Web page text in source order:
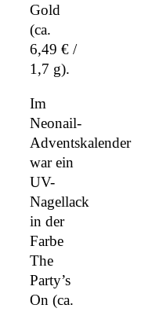
Gold
(ca.
6,49 € /
1,7 g).
Im
Neonail-
Adventskalender
war ein
UV-
Nagellack
in der
Farbe
The
Party’s
On (ca.